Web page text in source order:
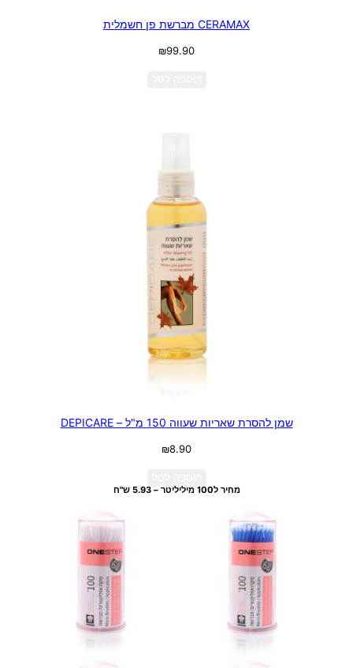
CERAMAX מברשת פן חשמלית
₪99.90
שמן להסרת שאריות שעווה 150 מ"ל – DEPICARE
₪8.90
מחיר ל100 מיליליטר – 5.93 ש"ח